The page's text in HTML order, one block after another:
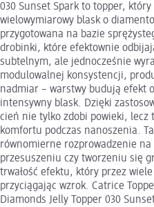
030 Sunset Spark to topper,
wielowymiarowy blask o
przygotowana na bazie
drobinki, które efektownie
subtelnym, ale jednocześnie
modulowalnej konsystencji,
nadmiar – warstwy budują efekt
intensywny blask. Dzięki
cień nie tylko zdobi powieki, lecz
komfortu podczas nanoszenia.
równomierne rozprowadzenie
przesuszeniu czy tworzeniu się
trwałość efektu, który przez
przyciągając wzrok. Catrice
Diamonds Jelly Topper 030